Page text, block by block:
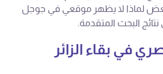
لماذا لا يظهر موقعي في جوجل
البحث المتقدمة.
في بقاء الزائر